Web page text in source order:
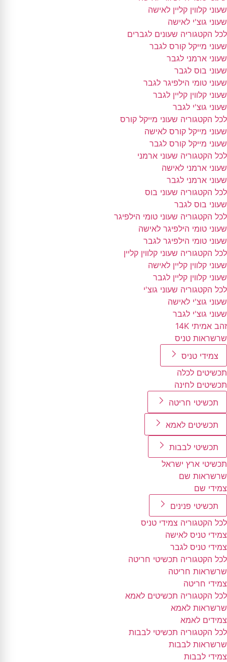
שעוני קלווין קליין לאישה
שעוני גוצ'י לאישה
לכל הקטגוריה שעונים לגברים
שעוני מייקל קורס לגבר
שעוני ארמני לגבר
שעוני בוס לגבר
שעוני טומי הילפיגר לגבר
שעוני קלווין קליין לגבר
שעוני גוצ'י לגבר
לכל הקטגוריה שעוני מייקל קורס
שעוני מייקל קורס לאישה
שעוני מייקל קורס לגבר
לכל הקטגוריה שעוני ארמני
שעוני ארמני לאישה
שעוני ארמני לגבר
לכל הקטגוריה שעוני בוס
שעוני בוס לגבר
לכל הקטגוריה שעוני טומי הילפיגר
שעוני טומי הילפיגר לאישה
שעוני טומי הילפיגר לגבר
לכל הקטגוריה שעוני קלווין קליין
שעוני קלווין קליין לאישה
שעוני קלווין קליין לגבר
לכל הקטגוריה שעוני גוצ'י
שעוני גוצ'י לאישה
שעוני גוצ'י לגבר
זהב אמיתי 14K
שרשראות טניס
צמידי טניס
תכשיטים לכלה
תכשיטים לחינה
תכשיטי חריטה
תכשיטים לאמא
תכשיטי לבבות
תכשיטי ארץ ישראל
שרשראות שם
צמידי שם
תכשיטי פנינים
לכל הקטגוריה צמידי טניס
צמידי טניס לאישה
צמידי טניס לגבר
לכל הקטגוריה תכשיטי חריטה
שרשראות חריטה
צמידי חריטה
לכל הקטגוריה תכשיטים לאמא
שרשראות לאמא
צמידים לאמא
לכל הקטגוריה תכשיטי לבבות
שרשראות לבבות
צמידי לבבות